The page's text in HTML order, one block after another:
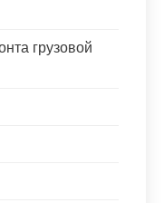
грузовой